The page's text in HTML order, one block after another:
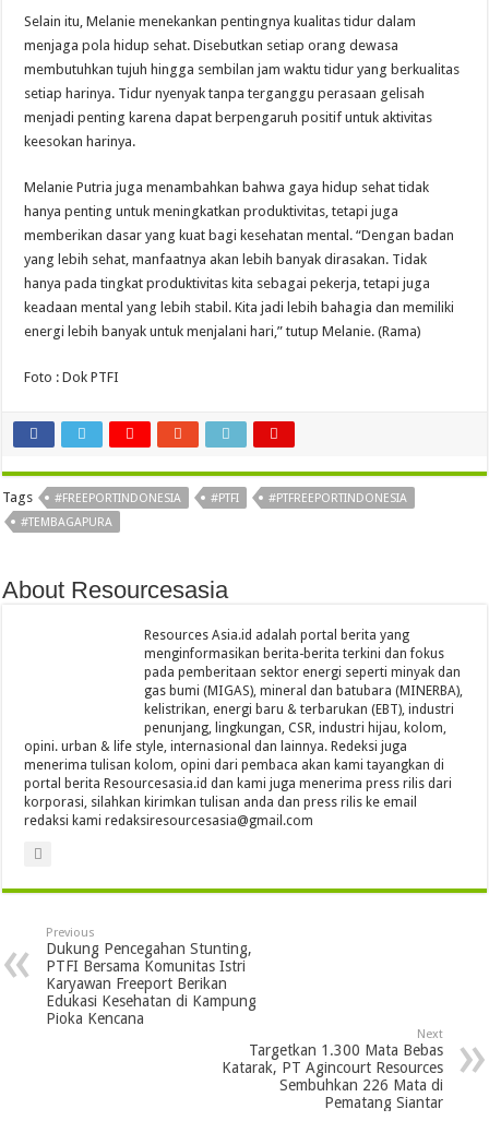
Selain itu, Melanie menekankan pentingnya kualitas tidur dalam
menjaga pola hidup sehat. Disebutkan setiap orang dewasa
membutuhkan tujuh hingga sembilan jam waktu tidur yang berkualitas
setiap harinya. Tidur nyenyak tanpa terganggu perasaan gelisah
menjadi penting karena dapat berpengaruh positif untuk aktivitas
keesokan harinya.
Melanie Putria juga menambahkan bahwa gaya hidup sehat tidak
hanya penting untuk meningkatkan produktivitas, tetapi juga
memberikan dasar yang kuat bagi kesehatan mental. “Dengan badan
yang lebih sehat, manfaatnya akan lebih banyak dirasakan. Tidak
hanya pada tingkat produktivitas kita sebagai pekerja, tetapi juga
keadaan mental yang lebih stabil. Kita jadi lebih bahagia dan memiliki
energi lebih banyak untuk menjalani hari,” tutup Melanie. (Rama)
Foto : Dok PTFI
Tags #FREEPORTINDONESIA #PTFI
#PTFREEPORTINDONESIA
#TEMBAGAPURA
About Resourcesasia
Resources Asia.id adalah portal berita yang
menginformasikan berita-berita terkini dan fokus
pada pemberitaan sektor energi seperti minyak dan
gas bumi (MIGAS), mineral dan batubara (MINERBA),
kelistrikan, energi baru & terbarukan (EBT), industri
penunjang, lingkungan, CSR, industri hijau, kolom,
opini. urban & life style, internasional dan lainnya. Redeksi juga
menerima tulisan kolom, opini dari pembaca akan kami tayangkan di
portal berita Resourcesasia.id dan kami juga menerima press rilis dari
korporasi, silahkan kirimkan tulisan anda dan press rilis ke email
redaksi kami redaksiresourcesasia@gmail.com
Previous
Dukung Pencegahan Stunting,
PTFI Bersama Komunitas Istri
Karyawan Freeport Berikan
Edukasi Kesehatan di Kampung
Pioka Kencana
Next
Targetkan 1.300 Mata Bebas
Katarak, PT Agincourt Resources
Sembuhkan 226 Mata di
Pematang Siantar